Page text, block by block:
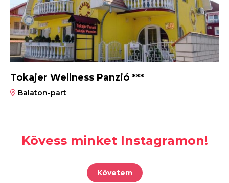
Tokajer Wellness Panzió ***
Balaton-part
Kövess minket Instagramon!
Követem